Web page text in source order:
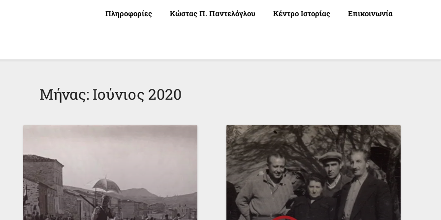
Πληροφορίες Κώστας Π. Παντελόγλου Κέντρο Ιστορίας Επικοινωνία
Μήνας: Ιούνιος 2020